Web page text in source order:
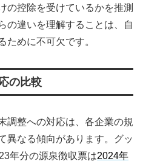
の控除を受けているかを推測
の違いを理解することは、自
ために不可欠です。
の比較
調整への対応は、各企業の規
異なる傾向があります。グッ
年分の源泉徴収票は2024年